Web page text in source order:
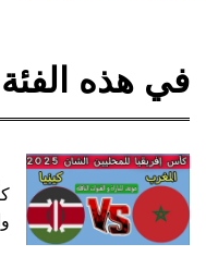
في هذه الفئة